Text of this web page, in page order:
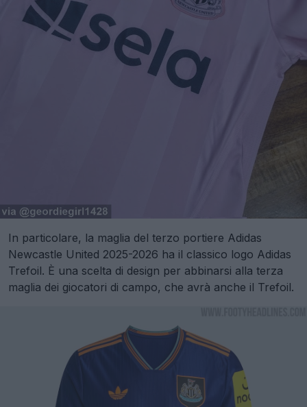
In particolare, la maglia del terzo portiere Adidas
Newcastle United 2025-2026 ha il classico logo Adidas
Trefoil. È una scelta di design per abbinarsi alla terza
maglia dei giocatori di campo, che avrà anche il Trefoil.